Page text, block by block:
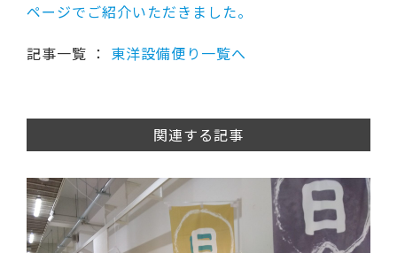
ページでご紹介いただきました。
記事一覧 ： 東洋設備便り一覧へ
関連する記事